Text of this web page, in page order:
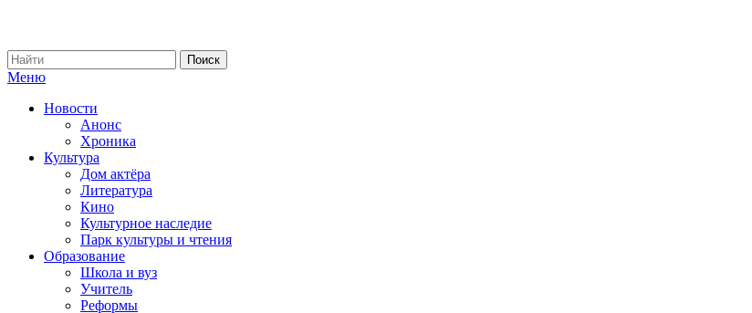
Меню
Новости
Анонс
Хроника
Культура
Дом актёра
Литература
Кино
Культурное наследие
Парк культуры и чтения
Образование
Школа и вуз
Учитель
Реформы